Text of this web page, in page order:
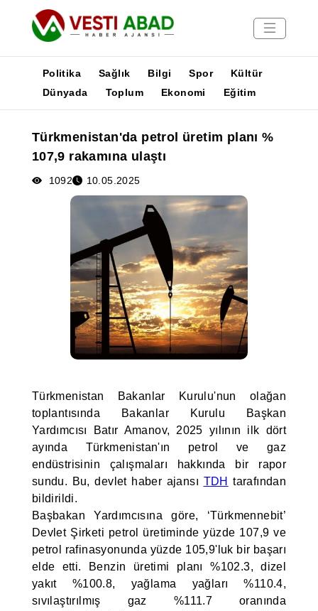
Yayınlar
Medya
Poster
Politika Sağlık Bilgi Spor
Kültür
Dünyada
Toplum Ekonomi Eğitim
Türkmenistan'da petrol üretim planı %
107,9 rakamına ulaştı
1092 10.05.2025
Türkmenistan Bakanlar Kurulu'nun olağan
toplantısında Bakanlar Kurulu Başkan
Yardımcısı Batır Amanov, 2025 yılının ilk dört
ayında Türkmenistan'ın petrol ve gaz
endüstrisinin çalışmaları hakkında bir rapor
sundu. Bu, devlet haber ajansı TDH tarafından
bildirildi.
Başbakan Yardımcısına göre, ‘Türkmennebit’
Devlet Şirketi petrol üretiminde yüzde 107,9 ve
petrol rafinasyonunda yüzde 105,9'luk bir başarı
elde etti. Benzin üretimi planı %102.3, dizel
yakıt %100.8, yağlama yağları %110.4,
sıvılaştırılmış gaz %111.7 oranında